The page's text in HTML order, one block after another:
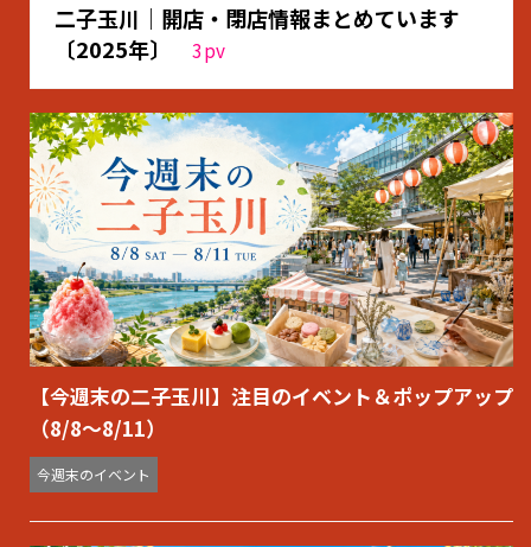
二子玉川｜開店・閉店情報まとめています
〔2025年〕
3pv
【今週末の二子玉川】注目のイベント＆ポップアップ
（8/8〜8/11）
今週末のイベント